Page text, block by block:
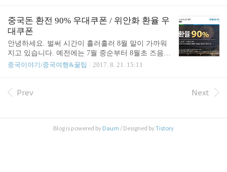
주는 곳은, "우리은행 위비뱅크" 입니다. 중국 위엔화
55% ..
분들이 찾으실거라 생각해서 올립니다. 핸드폰에서
보여주시면 되요. 물론 출력도 가능. USD/JPY/EUR/R
MB 모두 90% 우대!! 미화 100불 이상 환전시입니다.
위엔화같은 경우에는 방문하실 지점에 미리 전화하
셔서 돈이 충분히 있는지 확인하시는게 좋아요~ 고
객센터 : 1588-1599 [관련 포스팅] ◆1+1을 중국어로?
◆중국, 어디까지 가봤니? / 위챗어플 / 西瓜足迹 ◆
백종원님의 쓰촨 음식 추..
중국돈 환전 90% 우대쿠폰 / 위안화 환율 우
대쿠폰
안녕하세요. 벌써 시간이 흘러흘러 8월 말이 가까워
지고 있습니다. 예전에는 7월 중순부터 8월초 즈음까
지 몰리던 휴가기간이 이제는 6월부터 9월까지 일정
고, 길게 다녀오시는 분들이 점점 늘어나고 있는 것
가 만나뵙는 분들이 많다보니 요즘 휴가들을 대충 어
중국이야기/중국여행&꿀팁 2017. 8. 21. 15:11
Prev Next
Blog is powered by Daum / Designed byTistory